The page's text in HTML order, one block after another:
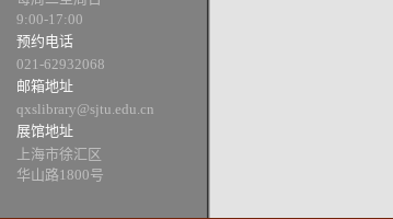
9:00-17:00
预约电话
021-62932068
邮箱地址
qxslibrary@sjtu.edu.cn
展馆地址
上海市徐汇区
华山路1800号